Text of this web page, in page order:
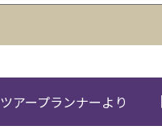
ツアープランナーより